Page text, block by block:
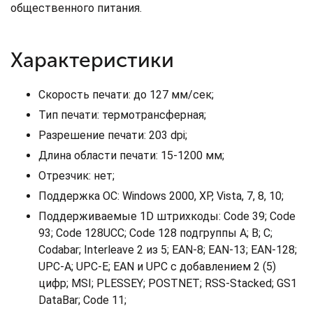
общественного питания.
Характеристики
Скорость печати: до 127 мм/сек;
Тип печати: термотрансферная;
Разрешение печати: 203 dpi;
Длина области печати: 15-1200 мм;
Отрезчик: нет;
Поддержка ОС: Windows 2000, XP, Vista, 7, 8, 10;
Поддерживаемые 1D штрихкоды: Code 39; Code
93; Code 128UCC; Code 128 подгруппы A; B; C;
Codabar; Interleave 2 из 5; EAN-8; EAN-13; EAN-128;
UPC-A; UPC-E; EAN и UPC с добавлением 2 (5)
цифр; MSI; PLESSEY; POSTNET; RSS-Stacked; GS1
DataBar; Code 11;